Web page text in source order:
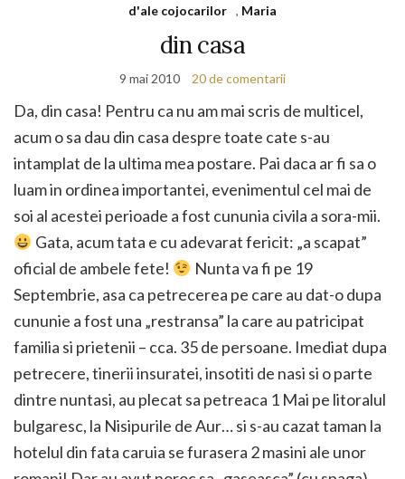
d'ale cojocarilor , Maria
din casa
9 mai 2010 20 de comentarii
Da, din casa! Pentru ca nu am mai scris de multicel,
acum o sa dau din casa despre toate cate s-au
intamplat de la ultima mea postare. Pai daca ar fi sa o
luam in ordinea importantei, evenimentul cel mai de
soi al acestei perioade a fost cununia civila a sora-mii.
Gata, acum tata e cu adevarat fericit: „a scapat”
oficial de ambele fete!
Nunta va fi pe 19
Septembrie, asa ca petrecerea pe care au dat-o dupa
cununie a fost una „restransa” la care au patricipat
familia si prietenii – cca. 35 de persoane. Imediat dupa
petrecere, tinerii insuratei, insotiti de nasi si o parte
dintre nuntasi, au plecat sa petreaca 1 Mai pe litoralul
bulgaresc, la Nisipurile de Aur… si s-au cazat taman la
hotelul din fata caruia se furasera 2 masini ale unor